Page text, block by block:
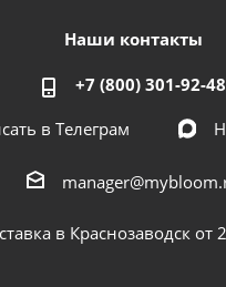
Наши контакты
+7 (800) 301-92-48
в Телеграм
в Краснозаводск от